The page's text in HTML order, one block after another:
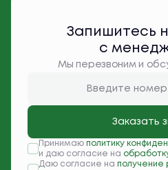
Запишитесь
с
Мы перезвоним и
Заказать
Принимаю политику
и даю согласие на
Даю согласие на получение